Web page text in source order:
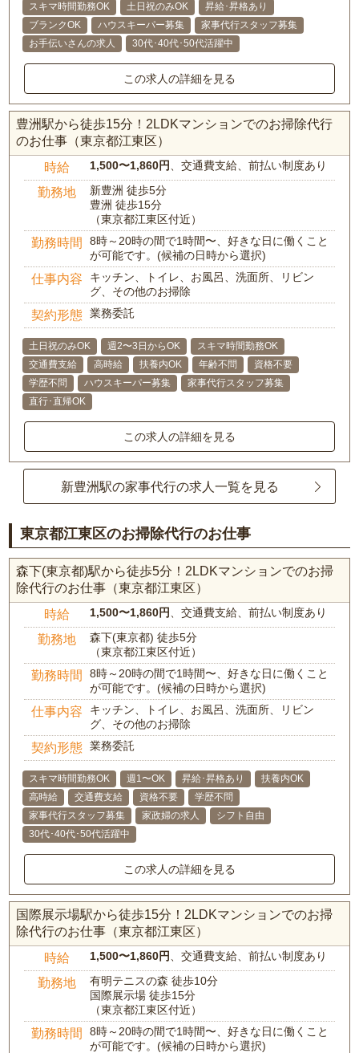
スキマ時間勤務OK 土日祝のみOK
昇給･昇格あり
ブランクOK
ハウスキーパー募集
家事代行スタッフ募集
お手伝いさんの求人
30代･40代･50代活躍中
この求人の詳細を見る
豊洲駅から徒歩15分！2LDKマンションでのお掃除代行
のお仕事（東京都江東区）
時給 1,500〜1,860円、交通費支給、前払い制度あり
勤務地
新豊洲 徒歩5分
豊洲 徒歩15分
（東京都江東区付近）
勤務時間
8時～20時の間で1時間〜、好きな日に働くこと
が可能です。(候補の日時から選択)
仕事内容
キッチン、トイレ、お風呂、洗面所、リビン
グ、その他のお掃除
契約形態 業務委託
土日祝のみOK 週2〜3日からOK
スキマ時間勤務OK
交通費支給
高時給 扶養内OK 年齢不問
資格不要
学歴不問
ハウスキーパー募集
家事代行スタッフ募集
直行･直帰OK
この求人の詳細を見る
新豊洲駅の家事代行の求人一覧を見る
東京都江東区のお掃除代行のお仕事
森下(東京都)駅から徒歩5分！2LDKマンションでのお掃
除代行のお仕事（東京都江東区）
時給 1,500〜1,860円 、交通費支給、前払い制度あり
勤務地
森下(東京都) 徒歩5分
（東京都江東区付近）
勤務時間
8時～20時の間で1時間〜、好きな日に働くこと
が可能です。(候補の日時から選択)
仕事内容
キッチン、トイレ、お風呂、洗面所、リビン
グ、その他のお掃除
契約形態 業務委託
スキマ時間勤務OK 週1〜OK 昇給･昇格あり
扶養内OK
高時給
交通費支給 資格不要
学歴不問
家事代行スタッフ募集
家政婦の求人
シフト自由
30代･40代･50代活躍中
この求人の詳細を見る
国際展示場駅から徒歩15分！2LDKマンションでのお掃
除代行のお仕事（東京都江東区）
時給 1,500〜1,860円 、交通費支給、前払い制度あり
勤務地
有明テニスの森 徒歩10分
国際展示場 徒歩15分
（東京都江東区付近）
勤務時間
8時～20時の間で1時間〜、好きな日に働くこと
が可能です。(候補の日時から選択)